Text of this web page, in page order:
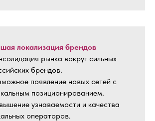
локализация брендов
рынка вокруг сильных
брендов.
появление новых сетей с
позиционированием.
узнаваемости и качества
операторов.